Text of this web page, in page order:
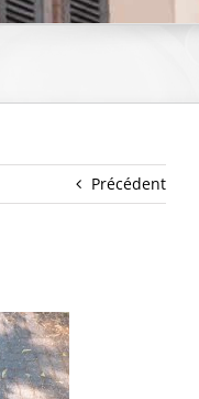
Précédent